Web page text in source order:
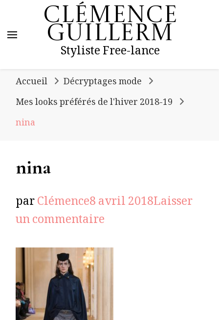
Clémence
Guillerm
Styliste Free-lance
Accueil
Décryptages mode
Mes looks préférés de l'hiver 2018-19
nina
nina
parClémence8 avril 2018Laisser
un commentaire